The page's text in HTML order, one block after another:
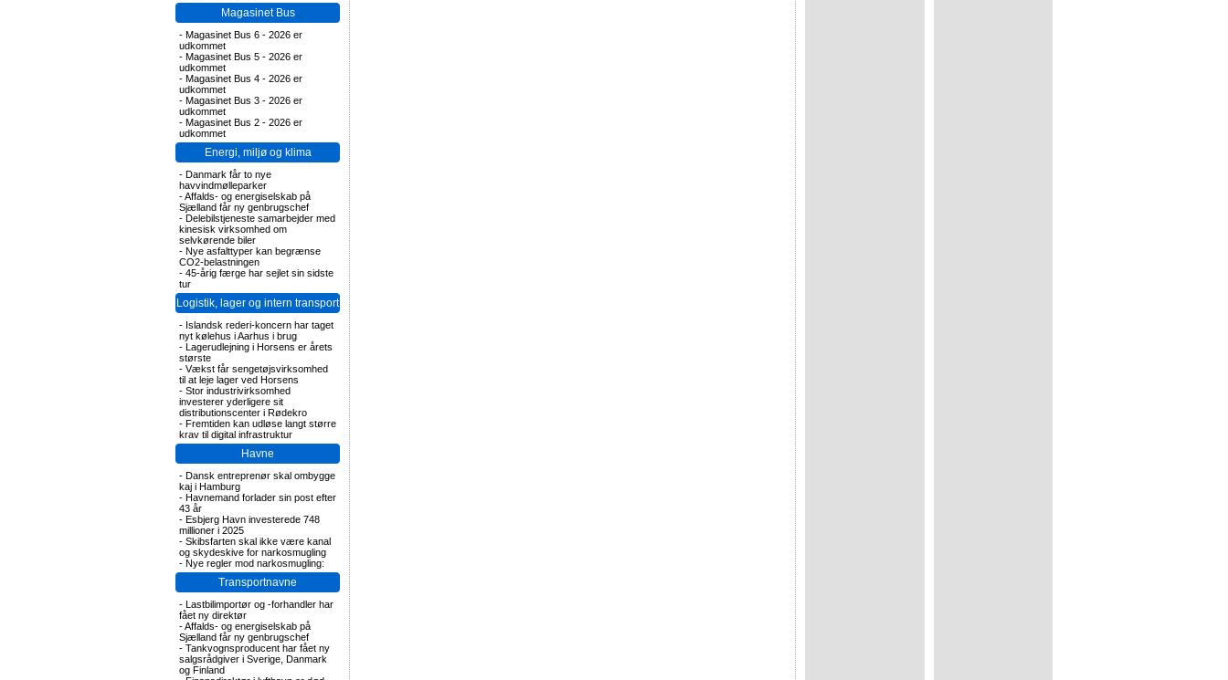
Magasinet Bus
- Magasinet Bus 6 - 2026 er
udkommet
- Magasinet Bus 5 - 2026 er
udkommet
- Magasinet Bus 4 - 2026 er
udkommet
- Magasinet Bus 3 - 2026 er
udkommet
- Magasinet Bus 2 - 2026 er
udkommet
Energi, miljø og klima
- Danmark får to nye
havvindmølleparker
-Affalds- og energiselskab på
Sjælland får ny genbrugschef
- Delebilstjeneste samarbejder med
kinesisk virksomhed om
selvkørende biler
- Nye asfalttyper kan begrænse
CO2-belastningen
- 45-årig færge har sejlet sin sidste
tur
Logistik, lager og intern transport
- Islandsk rederi-koncern har taget
nyt kølehus i Aarhus i brug
- Lagerudlejning i Horsens er årets
største
- Vækst får sengetøjsvirksomhed
til at leje lager ved Horsens
- Stor industrivirksomhed
investerer yderligere sit
distributionscenter i Rødekro
- Fremtiden kan udløse langt større
krav til digital infrastruktur
Havne
- Dansk entreprenør skal ombygge
kaj i Hamburg
- Havnemand forlader sin post efter
43 år
- Esbjerg Havn investerede 748
millioner i 2025
- Skibsfarten skal ikke være kanal
og skydeskive for narkosmugling
- Nye regler mod narkosmugling:
Transportnavne
- Lastbilimportør og -forhandler har
fået ny direktør
-Affalds- og energiselskab på
Sjælland får ny genbrugschef
- Tankvognsproducent har fået ny
salgsrådgiver i Sverige, Danmark
og Finland